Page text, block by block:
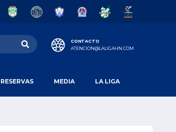
CONTACTO
ATENCION@LALIGAHN.COM
RESERVAS MEDIA LA LIGA